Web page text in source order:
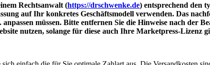
Rechtsanwalt (https://drschwenke.de) entsprechend den
auf Ihr konkretes Geschäftsmodell verwenden. Das
müssen. Bitte entfernen Sie die Hinweise nach der
nutzen, solange für diese auch Ihre Marketpress-